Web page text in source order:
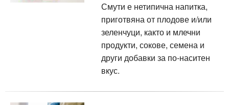
Смути е нетипична напитка,
приготвяна от плодове и/или
зеленчуци, както и млечни
продукти, сокове, семена и
други добавки за по-наситен
вкус.